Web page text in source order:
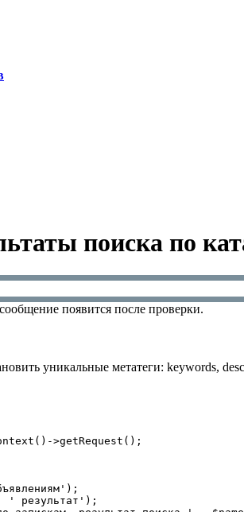
поиска по
появится после проверки.
уникальные метатеги: keywords,
>getRequest();
' результат');